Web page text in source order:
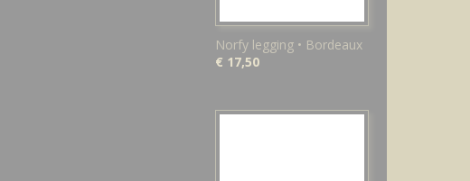
Norfy legging • Bordeaux
€ 17,50